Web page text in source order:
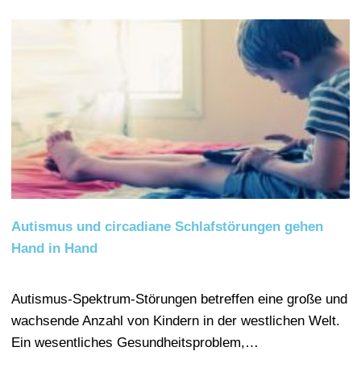
Autismus und circadiane Schlafstörungen gehen
Hand in Hand
Autismus-Spektrum-Störungen betreffen eine große und
wachsende Anzahl von Kindern in der westlichen Welt.
Ein wesentliches Gesundheitsproblem,…